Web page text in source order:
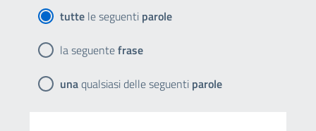
tutte le seguenti parole
la seguentefrase
unaqualsiasi delle seguenti parole